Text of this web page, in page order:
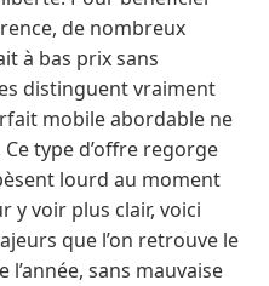
de nombreux
à bas prix sans
distinguent vraiment
mobile abordable ne
type d’offre regorge
lourd au moment
y voir plus clair, voici
que l’on retrouve le
sans mauvaise